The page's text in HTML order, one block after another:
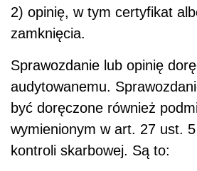
2) opinię, w tym certyfikat
zamknięcia.
Sprawozdanie lub opinię
audytowanemu.
być doręczone również
wymienionym w art. 27 ust.
kontroli skarbowej. Są to: